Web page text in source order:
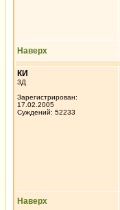
Наверх
КИ
3Д
Зарегистрирован:
17.02.2005
Суждений: 52233
Наверх